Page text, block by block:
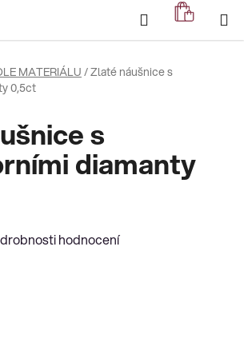
Hledat
KOŠÍK
MATERIÁLU/Zlaté náušnice s
0,5ct
s
diamanty
hodnocení